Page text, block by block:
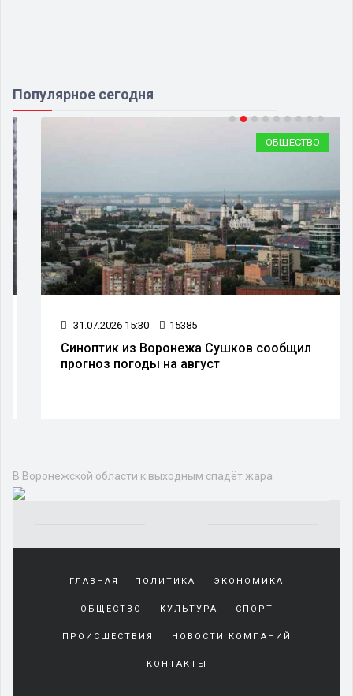
Популярное сегодня
ОБЩЕСТВО
31.07.2026 15:30 15385
Синоптик из Воронежа Сушков сообщил
прогноз погоды на август
В Воронежской области к выходным спадёт жара
sürekli
beraber
geçirerek
harcadığı
ГЛАВНАЯ ПОЛИТИКА ЭКОНОМИКА
ОБЩЕСТВО КУЛЬТУРА СПОРТ
ПРОИСШЕСТВИЯ НОВОСТИ КОМПАНИЙ
КОНТАКТЫ